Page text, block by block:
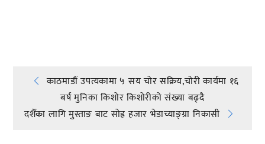
Post
navigation
काठमाडौं उपत्यकामा ५ सय चोर सक्रिय,चोरी कार्यमा १६
बर्ष मुनिका किशोर किशोरीको संख्या बढ्दै
दशैँका लागि मुस्ताङ बाट सोह्र हजार भेडाच्याङ्ग्रा निकासी